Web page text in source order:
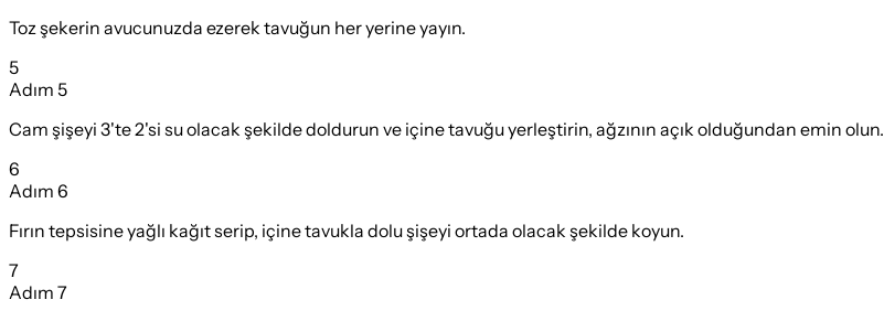
Toz şekerin avucunuzda ezerek tavuğun her yerine yayın.
5
Adım 5
Cam şişeyi 3'te 2'si su olacak şekilde doldurun ve içine tavuğu yerleştirin, ağzının açık olduğundan emin olun.
6
Adım 6
Fırın tepsisine yağlı kağıt serip, içine tavukla dolu şişeyi ortada olacak şekilde koyun.
7
Adım 7